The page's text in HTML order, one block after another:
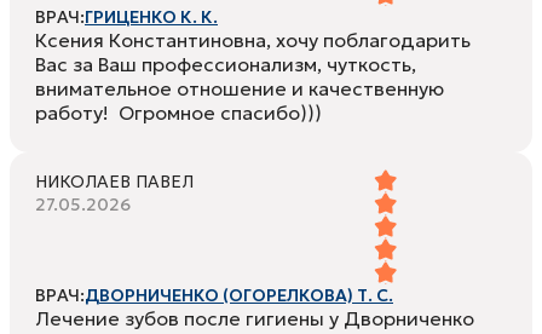
ВРАЧ:ГРИЦЕНКО К. К.
Ксения Константиновна, хочу поблагодарить
Вас за Ваш профессионализм, чуткость,
внимательное отношение и качественную
работу! Огромное спасибо)))
НИКОЛАЕВ ПАВЕЛ
27.05.2026
ВРАЧ:ДВОРНИЧЕНКО (ОГОРЕЛКОВА) Т. С.
Лечение зубов после гигиены у Дворниченко